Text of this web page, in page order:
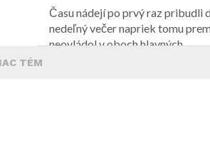
Času nádejí po prvý raz pribudli
nedeľný večer napriek tomu
neovládol v oboch hlavných...
TÉM